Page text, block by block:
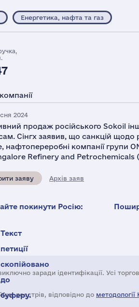
Енергетика, нафта та газ
2024
продаж російського Sokoil
Сінгх заявив, що санкцій щодо
нафтопереробні компанії групи
Refinery and Petrochemicals
заяву Архів заяв
покинути Росію:
Текст
петиції
скопійовано
до
буферу.
заради ідентифікації. Усі
реєстрів, відповідно до